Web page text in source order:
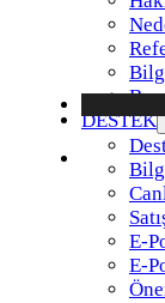
DESTEK
E-
E-